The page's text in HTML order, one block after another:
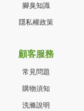
腳臭知識
隱私權政策
顧客服務
常見問題
購物須知
洗滌說明